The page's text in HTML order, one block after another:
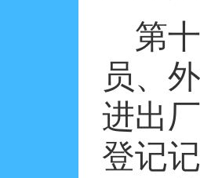
第
员、
进出
登记